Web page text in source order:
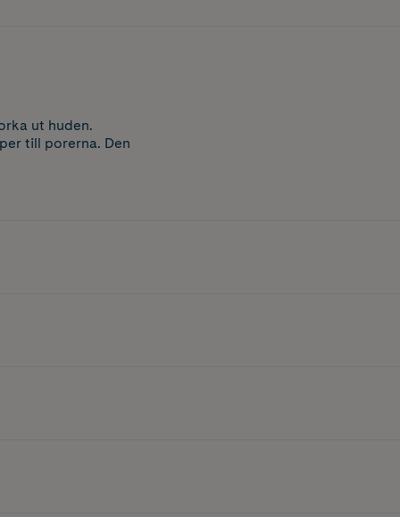
ut huden.
till porerna. Den